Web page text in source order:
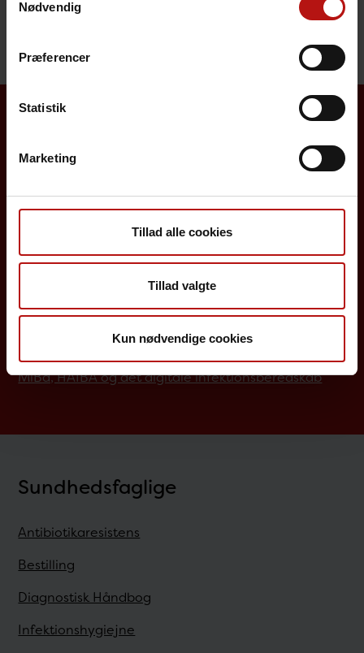
Nødvendig
Præferencer
Statistik
Marketing
Tillad alle cookies
Tillad valgte
Kun nødvendige cookies
(Rådgivningsteam, Afdeling for
Influenzavaccination
Screening for medfødte sygdomme
Sygdomsleksikon
MiBa, HAIBA og det digitale infektionsberedskab
Sundhedsfaglige
Antibiotikaresistens
Bestilling
Diagnostisk Håndbog
Infektionshygiejne